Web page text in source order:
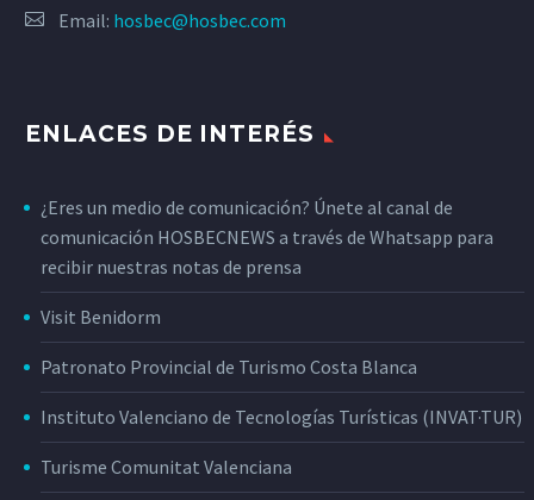
Email: hosbec@hosbec.com
ENLACES DE INTERÉS
¿Eres un medio de comunicación? Únete al canal de
comunicación HOSBECNEWS a través de Whatsapp para
recibir nuestras notas de prensa
Visit Benidorm
Patronato Provincial de Turismo Costa Blanca
Instituto Valenciano de Tecnologías Turísticas (INVAT·TUR)
Turisme Comunitat Valenciana